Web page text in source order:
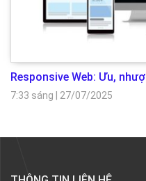
Responsive Web: Ưu,
7:33 sáng 27/07/2025